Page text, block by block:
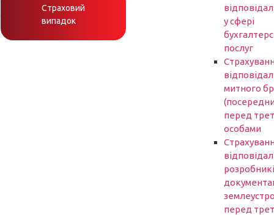
Страховий
випадок
у сфері
послуг
митного
перед
особами
перед